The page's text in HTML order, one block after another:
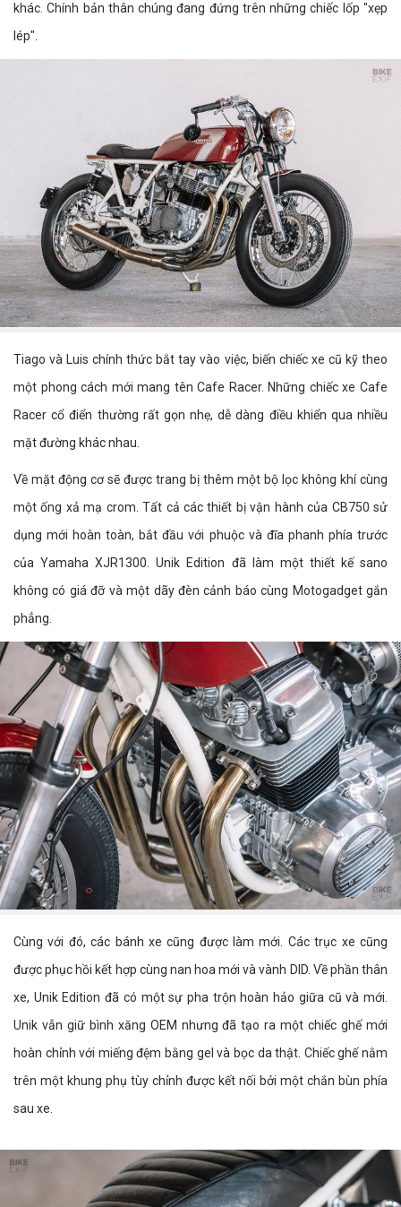
khác. Chính bản thân chúng đang đứng trên những chiếc lốp "xẹp
lép".
Tiago và Luis chính thức bắt tay vào việc, biến chiếc xe cũ kỹ theo
một phong cách mới mang tên Cafe Racer. Những chiếc xe Cafe
Racer cổ điển thường rất gọn nhẹ, dễ dàng điều khiển qua nhiều
mặt đường khác nhau.
Về mặt động cơ sẽ được trang bị thêm một bộ lọc không khí cùng
một ống xả mạ crom. Tất cả các thiết bị vận hành của CB750 sử
dụng mới hoàn toàn, bắt đầu với phuộc và đĩa phanh phía trước
của Yamaha XJR1300. Unik Edition đã làm một thiết kế sano
không có giá đỡ và một dãy đèn cảnh báo cùng Motogadget gắn
phẳng.
Cùng với đó, các bánh xe cũng được làm mới. Các trục xe cũng
được phục hồi kết hợp cùng nan hoa mới và vành DID. Về phần thân
xe, Unik Edition đã có một sự pha trộn hoàn hảo giữa cũ và mới.
Unik vẫn giữ bình xăng OEM nhưng đã tạo ra một chiếc ghế mới
hoàn chỉnh với miếng đệm bằng gel và bọc da thật. Chiếc ghế nằm
trên một khung phụ tùy chỉnh được kết nối bởi một chắn bùn phía
sau xe.